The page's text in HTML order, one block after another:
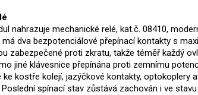
nahrazuje mechanické relé, kat.č. 08410,
dva bezpotenciálové přepínací kontakty s
zabezpečené proti zkratu, takže téměř každý
jiné klávesnice přepínána proti zemnímu
ke kostře kolejí, jazýčkové kontakty, optokoplery
spínací stav zůstává zachován i ve